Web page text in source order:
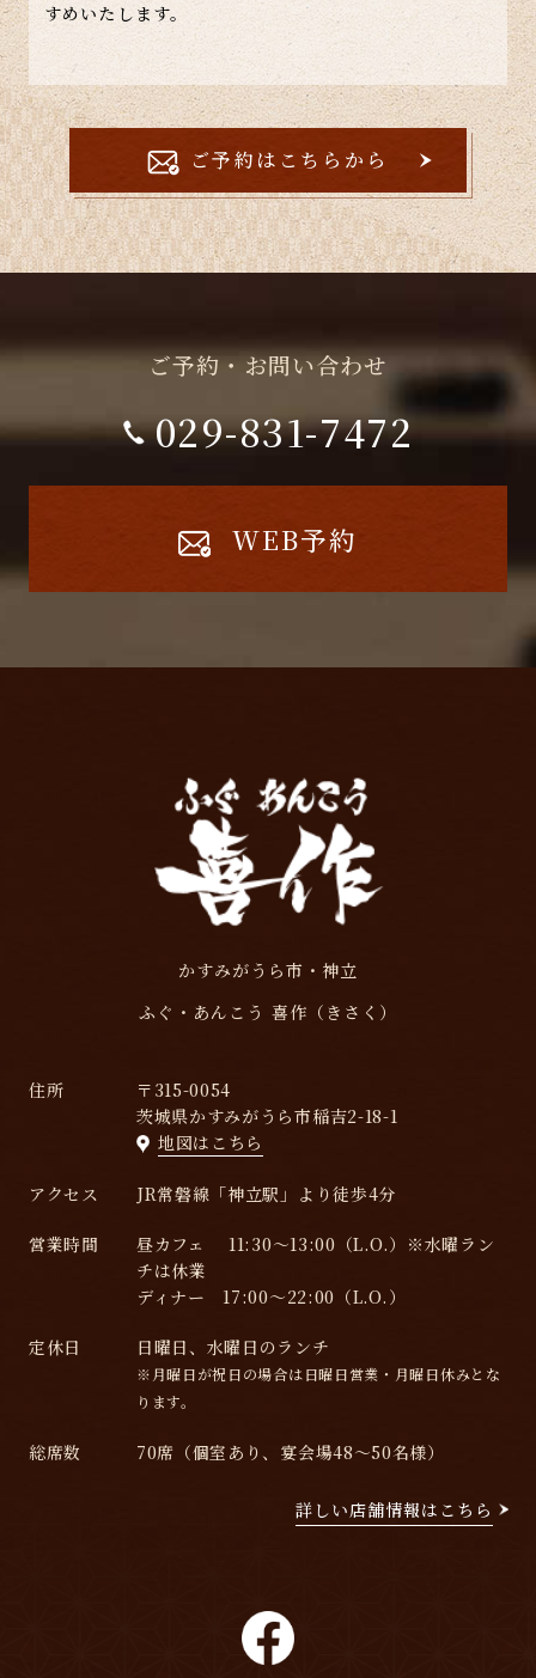
すめいたします。
ご予約はこちらから
ご予約・お問い合わせ
029-831-7472
WEB予約
かすみがうら市・神立
ふぐ・あんこう 喜作（きさく）
住所
〒315-0054
茨城県かすみがうら市稲吉2-18-1
地図はこちら
アクセス JR常磐線「神立駅」より徒歩4分
営業時間
昼カフェ 11:30～13:00（L.O.）※水曜ラン
チは休業
ディナー 17:00～22:00（L.O.）
定休日 日曜日、水曜日のランチ
※月曜日が祝日の場合は日曜日営業・月曜日休みとな
ります。
総席数 70席（個室あり、宴会場48～50名様）
詳しい店舗情報はこちら